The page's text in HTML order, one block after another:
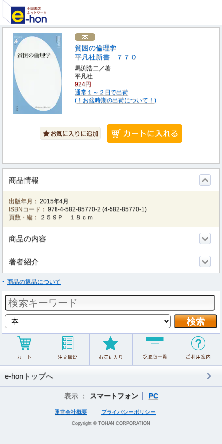
貧困の倫理学
平凡社新書 ７７０
馬渕浩二／著
平凡社
924円
通常１～２日で出荷
(！お盆時期の出荷について！)
商品情報
出版年月： 2015年4月
ISBNコード： 978-4-582-85770-2 (4-582-85770-1)
頁数・縦：
２５９Ｐ １８ｃｍ
商品の内容
著者紹介
商品の返品について
e-honトップへ
表示 ： スマートフォン PC
運営会社概要 プライバシーポリシー
Copyright © TOHAN CORPORATION